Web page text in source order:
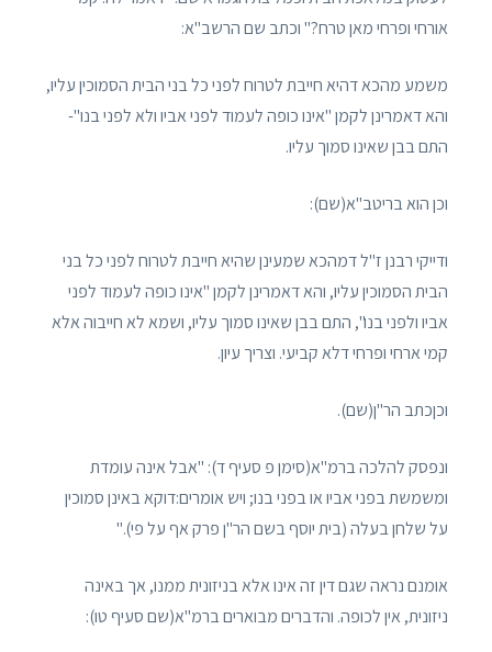
אורחי ופרחי מאן טרח?" וכתב שם הרשב"א:
משמע מהכא דהיא חייבת לטרוח לפני כל בני הבית הסמוכין עליו,
והא דאמרינן לקמן "אינו כופה לעמוד לפני אביו ולא לפני בנו"-
התם בבן שאינו סמוך עליו.
וכן הוא בריטב"א(שם):
ודייקי רבנן ז"ל דמהכא שמעינן שהיא חייבת לטרוח לפני כל בני
הבית הסמוכין עליו, והא דאמרינן לקמן "אינו כופה לעמוד לפני
אביו ולפני בנו", התם בבן שאינו סמוך עליו, ושמא לא חייבוה אלא
קמי ארחי ופרחי דלא קביעי. וצריך עיון.
וכןכתב הר"ן(שם).
ונפסק להלכה ברמ"א(סימן פ סעיף ד): "אבל אינה עומדת
ומשמשת בפני אביו או בפני בנו; ויש אומרים:דוקא באינן סמוכין
על שלחן בעלה (בית יוסף בשם הר"ן פרק אף על פי)."
אומנם נראה שגם דין זה אינו אלא בניזונית ממנו, אך באינה
ניזונית, אין לכופה. והדברים מבוארים ברמ"א(שם סעיף טו):